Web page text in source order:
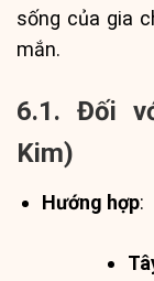
sống của gia
mắn.
6.1. Đối
Kim)
Hướng hợp: